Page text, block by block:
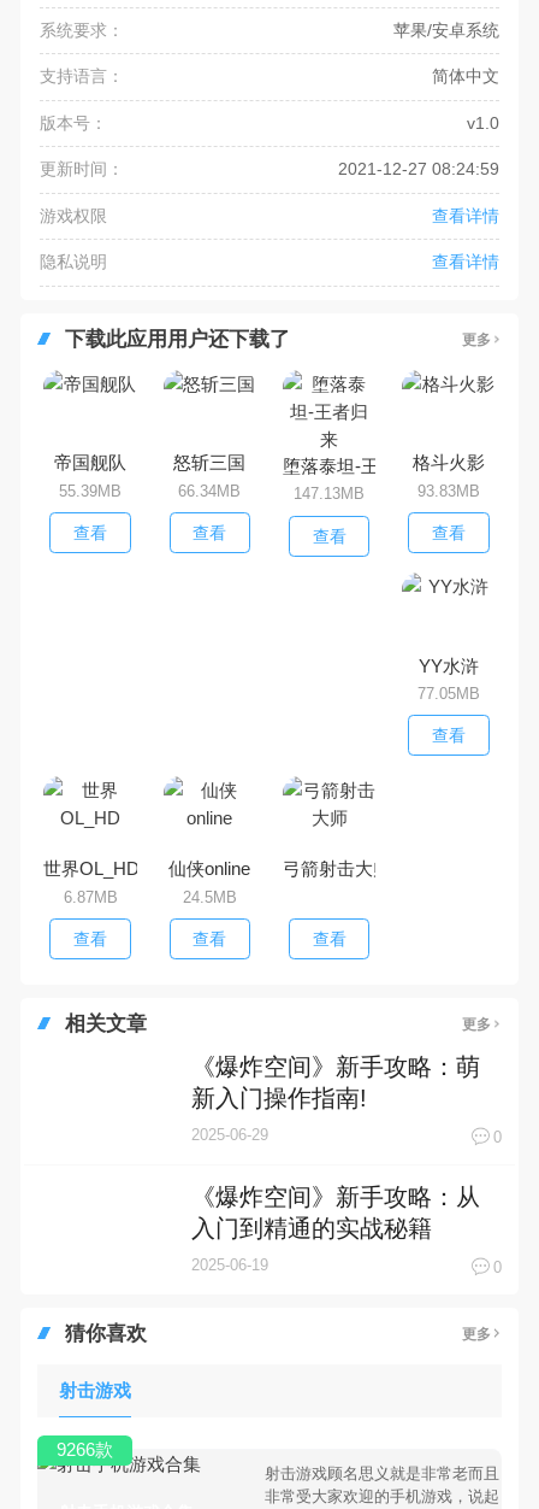
系统要求： 苹果/安卓系统
支持语言： 简体中文
版本号： v1.0
更新时间： 2021-12-27 08:24:59
游戏权限 查看详情
隐私说明 查看详情
下载此应用用户还下载了 更多
帝国舰队
55.39MB
查看
怒斩三国
66.34MB
查看
堕落泰坦-王者归来
147.13MB
查看
格斗火影
93.83MB
查看
YY水浒
77.05MB
查看
世界OL_HD
6.87MB
查看
仙侠online
24.5MB
查看
弓箭射击大师
查看
相关文章 更多
《爆炸空间》新手攻略：萌
新入门操作指南!
2025-06-29 0
《爆炸空间》新手攻略：从
入门到精通的实战秘籍
2025-06-19 0
猜你喜欢 更多
射击游戏
射击游戏顾名思义就是非常老而且
非常受大家欢迎的手机游戏，说起
9266款